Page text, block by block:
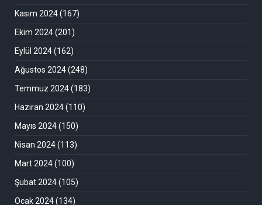
Kasım 2024(167)
Ekim 2024(201)
Eylül 2024(162)
Ağustos 2024(248)
Temmuz 2024(183)
Haziran 2024(110)
Mayıs 2024(150)
Nisan 2024(113)
Mart 2024(100)
Şubat 2024(105)
Ocak 2024(134)